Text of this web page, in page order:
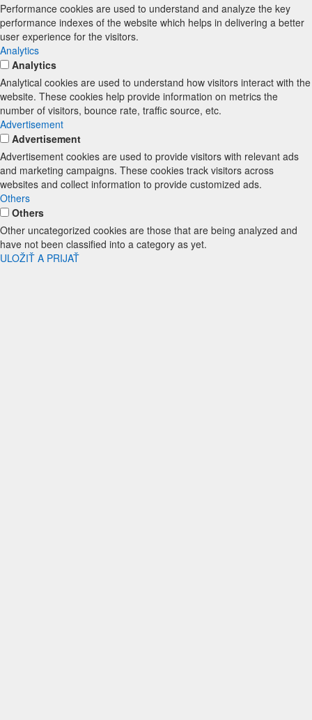
Performance cookies are used to understand and analyze the key
performance indexes of the website which helps in delivering a better
user experience for the visitors.
Analytics
Analytics
Analytical cookies are used to understand how visitors interact with the
website. These cookies help provide information on metrics the
number of visitors, bounce rate, traffic source, etc.
Advertisement
Advertisement
Advertisement cookies are used to provide visitors with relevant ads
and marketing campaigns. These cookies track visitors across
websites and collect information to provide customized ads.
Others
Others
Other uncategorized cookies are those that are being analyzed and
have not been classified into a category as yet.
ULOŽIŤ A PRIJAŤ